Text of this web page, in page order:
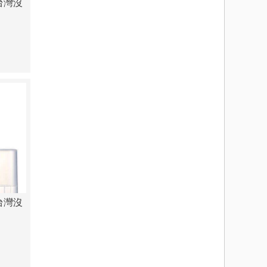
灣沒
灣沒